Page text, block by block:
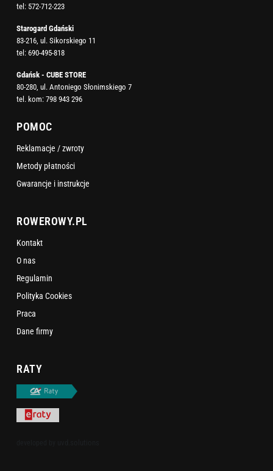
tel: 572-712-223
Starogard Gdański
83-216, ul. Sikorskiego 11
tel: 690-495-818
Gdańsk - CUBE STORE
80-280, ul. Antoniego Słonimskiego 7
tel. kom: 798 943 296
POMOC
Reklamacje / zwroty
Metody płatności
Gwarancje i instrukcje
ROWEROWY.PL
Kontakt
O nas
Regulamin
Polityka Cookies
Praca
Dane firmy
RATY